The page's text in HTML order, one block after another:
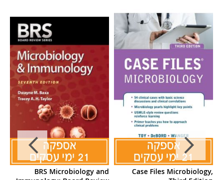
BRS Microbiology and
Case Files Microbiology,